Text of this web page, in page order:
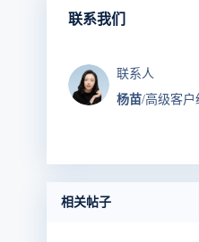
联系我们
联系人
杨苗/高级客户
相关帖子